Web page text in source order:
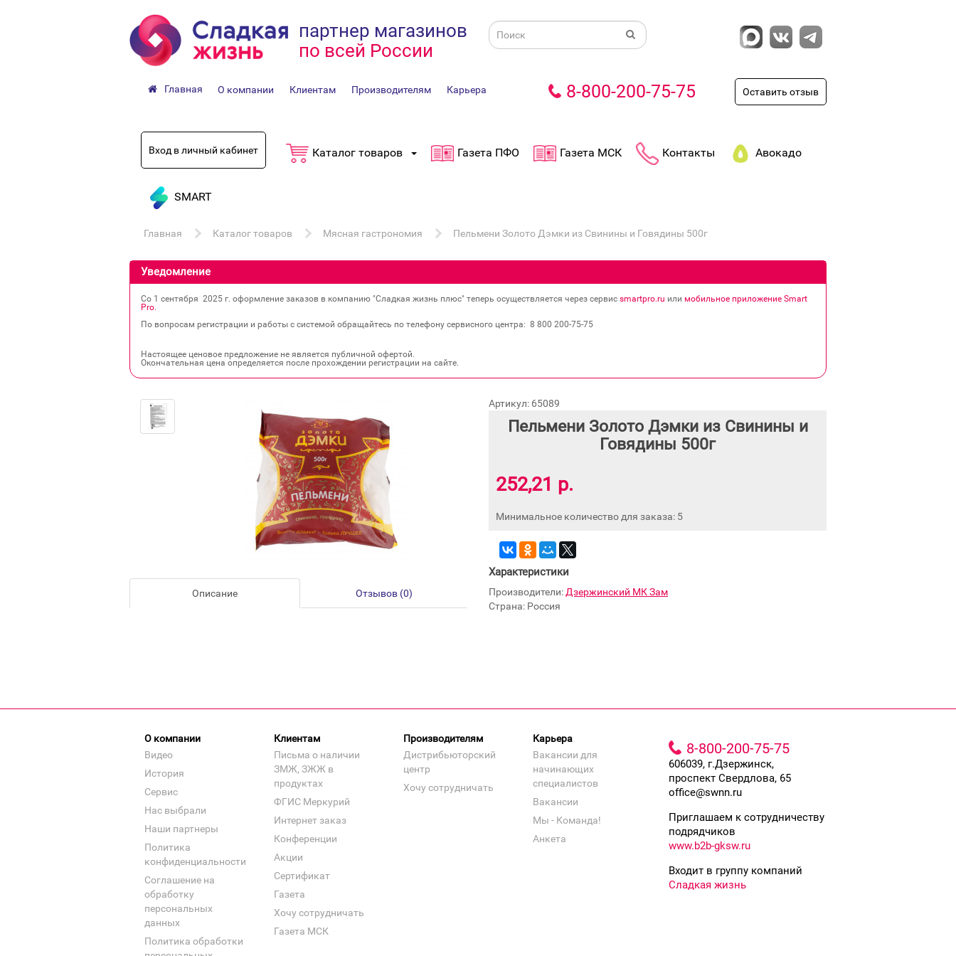
партнер магазинов
по всей России
Главная О компании Клиентам Производителям Карьера 8-800-200-75-75 Оставить отзыв
Вход в личный кабинет Каталог товаров Газета ПФО Газета МСК Контакты Авокадо
SMART
Главная Каталог товаров Мясная гастрономия Пельмени Золото Дэмки из Свинины и Говядины 500г
Уведомление
Со 1 сентября 2025 г. оформление заказов в компанию "Сладкая жизнь плюс" теперь осуществляется через сервис smartpro.ru или мобильное приложение Smart
Pro.
По вопросам регистрации и работы с системой обращайтесь по телефону сервисного центра: 8 800 200‐75‐75
Настоящее ценовое предложение не является публичной офертой.
Окончательная цена определяется после прохождении регистрации на сайте.
Описание Отзывов (0)
Артикул: 65089
Пельмени Золото Дэмки из Свинины и
Говядины 500г
252,21 р.
Минимальное количество для заказа: 5
Характеристики
Производители: Дзержинский МК Зам
Страна: Россия
О компании
Видео
История
Сервис
Нас выбрали
Наши партнеры
Политика
конфиденциальности
Соглашение на
обработку
персональных
данных
Политика обработки
Клиентам
Письма о наличии
ЗМЖ, ЗЖЖ в
продуктах
ФГИС Меркурий
Интернет заказ
Конференции
Акции
Сертификат
Газета
Хочу сотрудничать
Газета МСК
Производителям
Дистрибьюторский
центр
Хочу сотрудничать
Карьера
Вакансии для
начинающих
специалистов
Вакансии
Мы - Команда!
Анкета
8-800-200-75-75
606039, г.Дзержинск,
проспект Свердлова, 65
office@swnn.ru
Приглашаем к сотрудничеству
подрядчиков
www.b2b-gksw.ru
Входит в группу компаний
Сладкая жизнь